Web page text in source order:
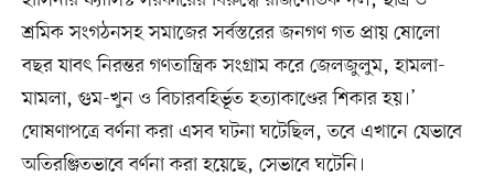
শ্রমিক সংগঠনসহ সমাজের সর্বস্তরের জনগণ গত প্রায় ষোলো
বছর যাবৎ নিরন্তর গণতান্ত্রিক সংগ্রাম করে জেলজুলুম, হামলা-
মামলা, গুম-খুন ও বিচারবহির্ভূত হত্যাকাণ্ডের শিকার হয়।’
ঘোষণাপত্রে বর্ণনা করা এসব ঘটনা ঘটেছিল, তবে এখানে যেভাবে
অতিরঞ্জিতভাবে বর্ণনা করা হয়েছে, সেভাবে ঘটেনি।